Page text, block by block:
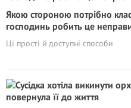
Якою стороною потрібно
господинь робить це
Ці прості й доступні способи